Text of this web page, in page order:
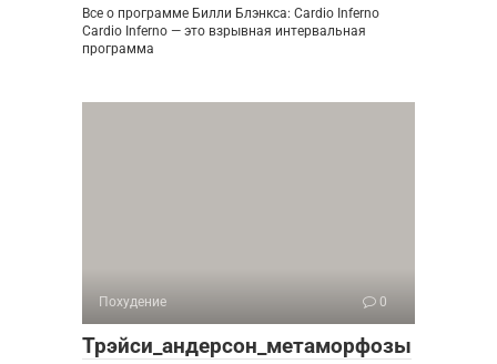
Все о программе Билли Блэнкса: Cardio Inferno
Cardio Inferno — это взрывная интервальная
программа
Похудение 0
Трэйси_андерсон_метаморфозы